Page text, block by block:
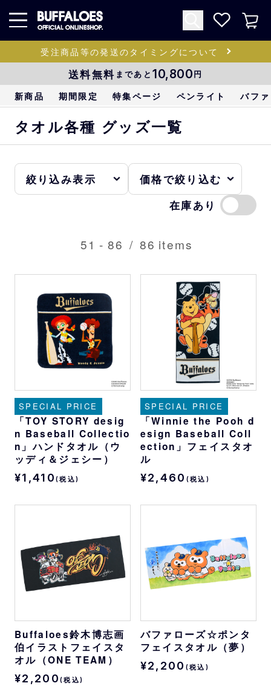
受注商品等の発送のタイミングについて
送料無料 まであと 10,800円
新商品 期間限定 特集ページ ペンライト バフ
タオル各種 グッズ一覧
在庫あり
51 - 86 / 86 items
SPECIAL PRICE
「TOY STORY desig
n Baseball Collectio
n」ハンドタオル（ウ
ッディ＆ジェシー）
¥1,410 (税込)
SPECIAL PRICE
「Winnie the Pooh d
esign Baseball Coll
ection」フェイスタオ
ル
¥2,460 (税込)
Buffaloes鈴木博志画
伯イラストフェイスタ
オル（ONE TEAM）
¥2,200 (税込)
バファローズ☆ポンタ
フェイスタオル（夢）
¥2,200 (税込)